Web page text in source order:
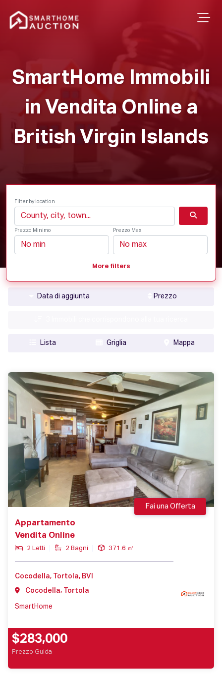
SmartHome Immobili
in Vendita Online a
British Virgin Islands
Filter by location
Prezzo Minimo Prezzo Max
More filters
Data di aggiunta Prezzo
Lista Griglia Mappa
Appartamento
Vendita Online
2 Letti 2 Bagni 371.6 ㎡
Fai una Offerta
Cocodella, Tortola, BVI
Cocodella, Tortola
SmartHome
$283,000
Prezzo Guida